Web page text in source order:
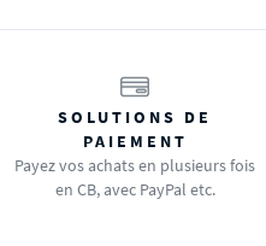
SOLUTIONS DE
PAIEMENT
Payez vos achats en plusieurs fois
en CB, avec PayPal etc.